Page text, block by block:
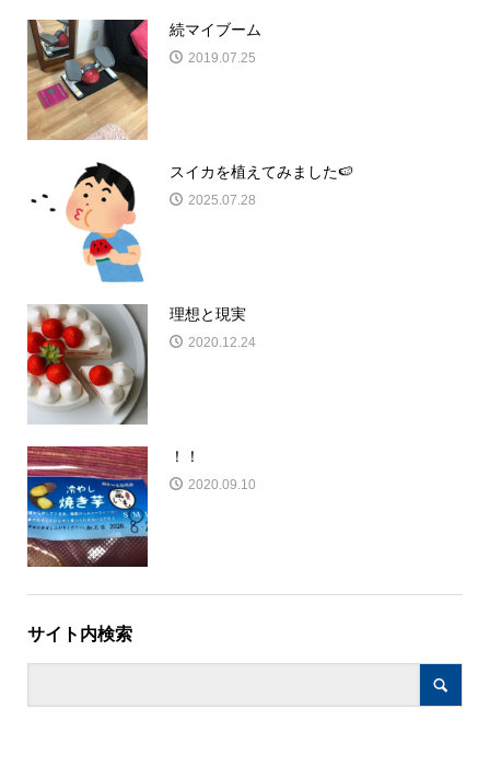
続マイブーム
2019.07.25
スイカを植えてみました🍉
2025.07.28
理想と現実
2020.12.24
！！
2020.09.10
サイト内検索